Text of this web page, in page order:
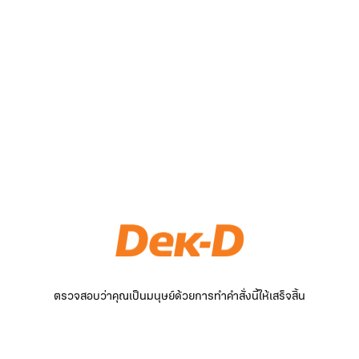
ตรวจสอบว่าคุณเป็นมนุษย์ด้วยการทำคำสั่งนี้ให้เสร็จสิ้น